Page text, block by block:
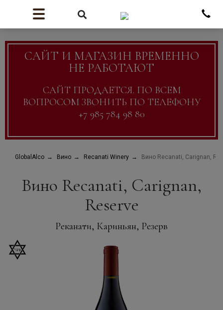
САЙТ И МАГАЗИН ВРЕМЕННО
НЕ РАБОТАЮТ
САЙТ ПРОДАЕТСЯ. ПО ВСЕМ
ВОПРОСОМ ЗВОНИТЬ ПО ТЕЛЕФОНУ
+7 985 784 98 80
GlobalAlco Вино Recanati Winery Вино Recanati, Carignan,
Вино Recanati, Carignan,
Reserve
Реканати, Кариньян, Резерв